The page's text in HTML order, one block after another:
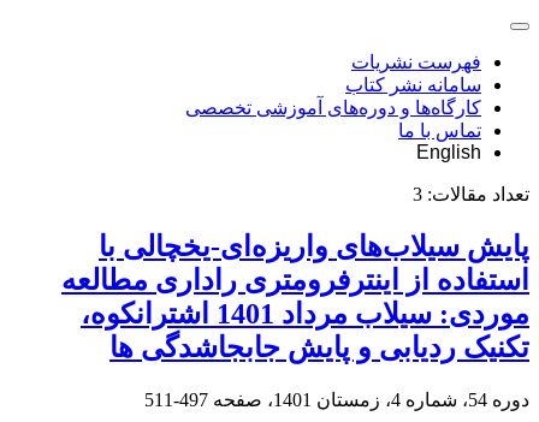
فهرست نشریات
سامانه نشر کتاب
کارگاه‌ها و دوره‌های آموزشی تخصصی
تماس با ما
English
تعداد مقالات: 3
پایش سیلاب‌های واریزه‌ای-یخچالی با
استفاده از اینترفرومتری راداری مطالعه
موردی: سیلاب مرداد 1401 اشترانکوه،
تکنیک ردیابی و پایش جابجاشدگی ها
دوره 54، شماره 4، زمستان 1401، صفحه 497-511